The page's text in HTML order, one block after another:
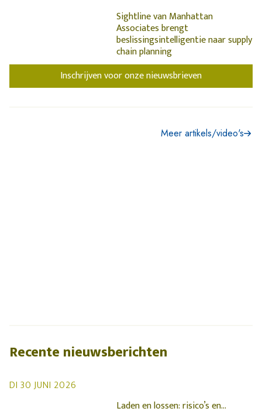
Sightline van Manhattan
Associates brengt
beslissingsintelligentie naar supply
chain planning
Inschrijven voor onze nieuwsbrieven
Meer artikels/video's
Recente nieuwsberichten
DI 30 JUNI 2026
Laden en lossen: risico’s en